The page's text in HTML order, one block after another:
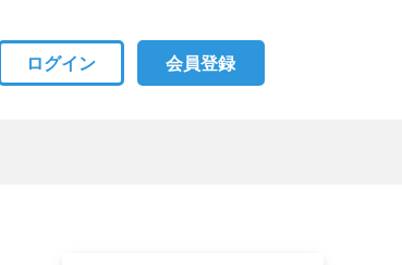
ログイン 会員登録